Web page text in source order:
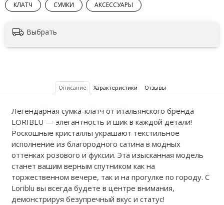
КЛАТЧ СУМКИ АКСЕССУАРЫ
Выбрать
Описание Характеристики Отзывы
Легендарная сумка-клатч от итальянского бренда
LORIBLU — элегантность и шик в каждой детали!
Роскошные кристаллы украшают текстильное
исполнение из благородного сатина в модных
оттенках розового и фуксии. Эта изысканная модель
станет вашим верным спутником как на
торжественном вечере, так и на прогулке по городу. С
Loriblu вы всегда будете в центре внимания,
демонстрируя безупречный вкус и статус!